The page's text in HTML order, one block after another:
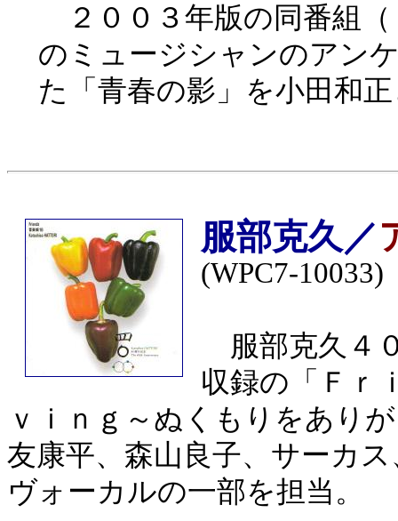
２００３年版の同番組（
のミュージシャンのアン
た「青春の影」を小田和
服部克久／
(WPC7-
服部克久４
収録の「Ｆｒ
ｖｉｎｇ～ぬくもりをあり
友康平、森山良子、サーカ
ヴォーカルの一部を担当。